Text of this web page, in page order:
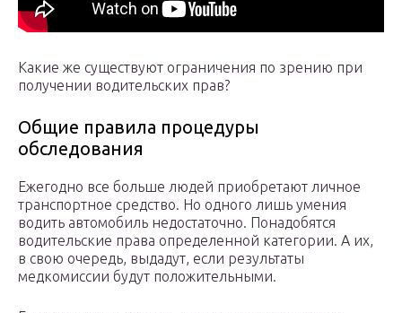
Какие же существуют ограничения по зрению при
получении водительских прав?
Общие правила процедуры
обследования
Ежегодно все больше людей приобретают личное
транспортное средство. Но одного лишь умения
водить автомобиль недостаточно. Понадобятся
водительские права определенной категории. А их,
в свою очередь, выдадут, если результаты
медкомиссии будут положительными.